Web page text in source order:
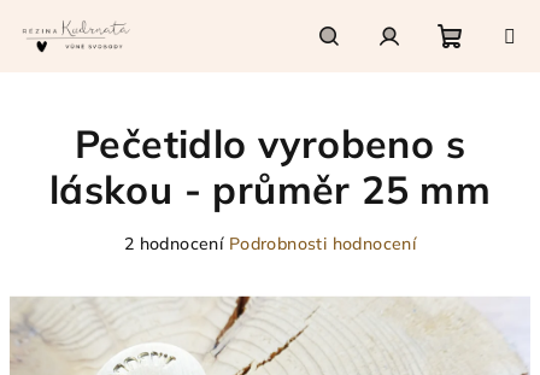
obsah
košík
Pečetidlo vyrobeno s
láskou - průměr 25 mm
Průměrné
5,0
z
2 hodnocení Podrobnosti hodnocení